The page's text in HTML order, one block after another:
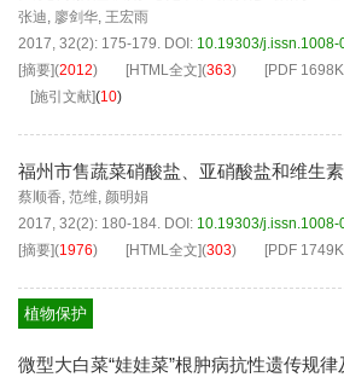
张迪, 廖剑华, 王宏雨
2017, 32(2): 175-179. DOI: 10.19303/
[摘要](2012) [HTML全文](363) [PDF
[施引文献](10)
福州市售蔬菜硝酸盐、亚硝酸盐和维生
蔡顺香, 范维, 颜明娟
2017, 32(2): 180-184. DOI: 10.19303/
[摘要](1976) [HTML全文](303) [PDF
植物保护
微型大白菜“娃娃菜”根肿病抗性遗传规